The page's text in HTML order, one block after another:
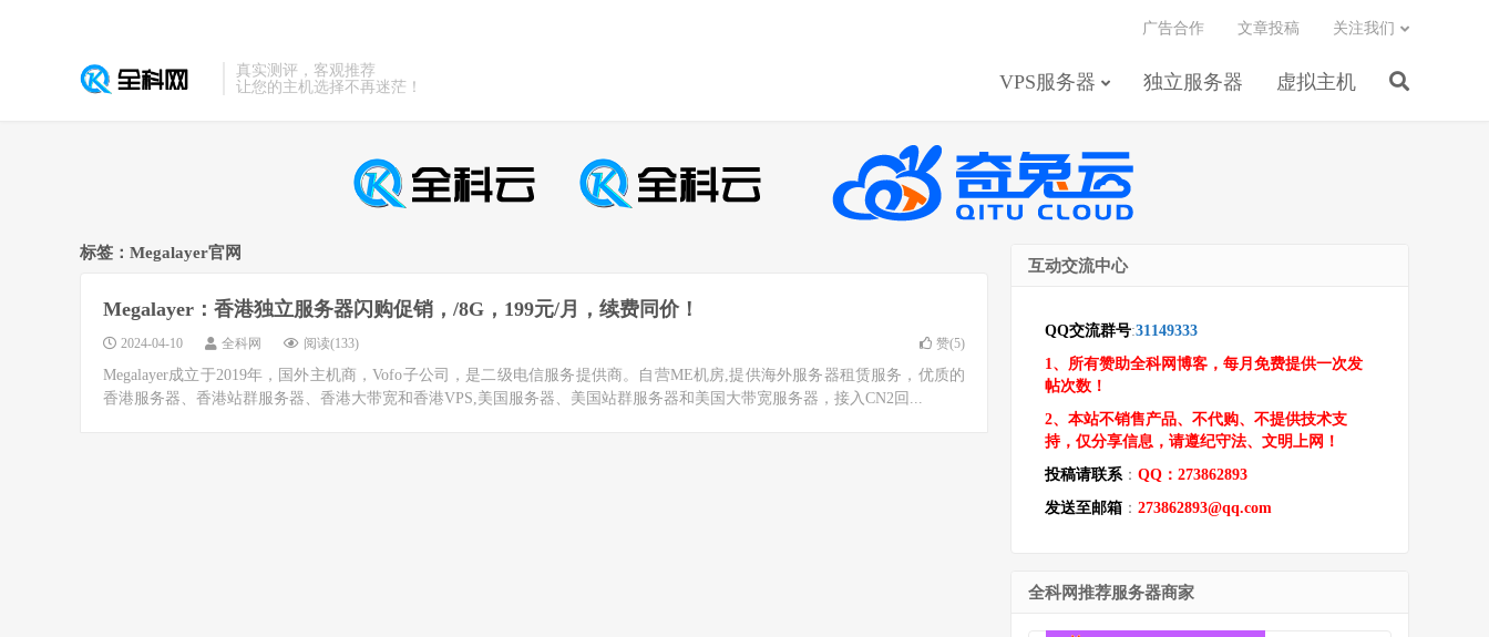
真实测评，客观推荐
让您的主机选择不再迷茫！
VPS服务器 独立服务器 虚拟主机
广告合作 文章投稿 关注我们
标签：Megalayer官网
Megalayer：香港独立服务器闪购促销，/8G，199元/月，续费同价！
2024-04-10 全科网 阅读(133) 赞(5)
Megalayer成立于2019年，国外主机商，Vofo子公司，是二级电信服务提供商。自营ME机房,提供海外服务器租赁服务，优质的
香港服务器、香港站群服务器、香港大带宽和香港VPS,美国服务器、美国站群服务器和美国大带宽服务器，接入CN2回...
互动交流中心
QQ交流群号:31149333
1、所有赞助全科网博客，每月免费提供一次发
帖次数！
2、本站不销售产品、不代购、不提供技术支
持，仅分享信息，请遵纪守法、文明上网！
投稿请联系： QQ：273862893
发送至邮箱 ： 273862893@qq.com
全科网推荐服务器商家